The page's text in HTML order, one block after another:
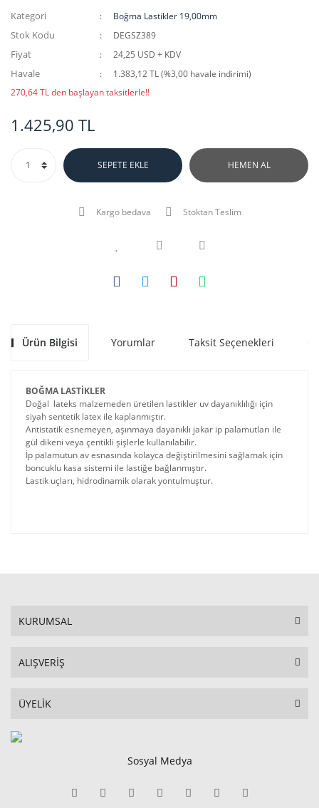
Kategori Boğma Lastikler 19,00mm
Stok Kodu DEGSZ389
Fiyat 24,25 USD + KDV
Havale
1.383,12 TL (%3,00 havale indirimi)
270,64 TL den başlayan taksitlerle!!
1.425,90 TL
SEPETE EKLE HEMEN AL
Kargo bedava Stoktan Teslim
Ürün Bilgisi Yorumlar Taksit Seçenekleri
BOĞMA LASTİKLER
Doğal lateks malzemeden üretilen lastikler uv dayanıklılığı için
siyah sentetik latex ile kaplanmıştır.
Antistatik esnemeyen, aşınmaya dayanıklı jakar ip palamutları ile
gül dikeni veya çentikli şişlerle kullanılabilir.
İp palamutun av esnasında kolayca değiştirilmesini sağlamak için
boncuklu kasa sistemi ile lastiğe bağlanmıştır.
Lastik uçları, hidrodinamik olarak yontulmuştur.
KURUMSAL
ALIŞVERİŞ
ÜYELİK
Sosyal Medya